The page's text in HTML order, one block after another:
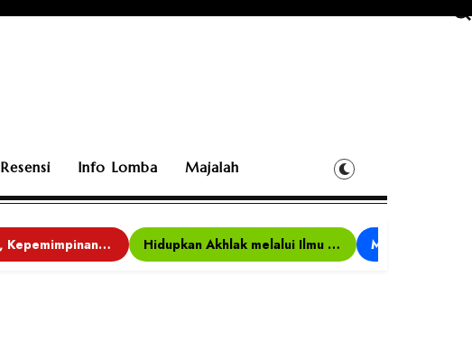
Resensi Info Lomba Majalah
Bina Karakter, Kepemimpinan, dan Kemandirian, 117 Peserta Ikuti Alfaro Camp di MAN 1 Darussalam Ciamis Hidupkan Akhlak melalui Ilmu yang Diamalkan